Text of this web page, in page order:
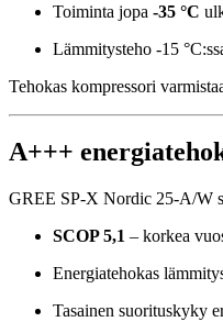
Toiminta jopa -35 °C
Lämmitysteho -15
Tehokas kompressori
A+++
GREE SP-X Nordic 25-A/W
SCOP 5,1 – korkea
Energiatehokas
Tasainen suorituskyky